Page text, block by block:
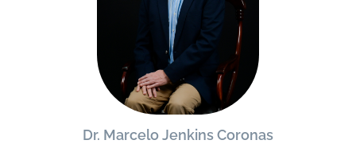
Dr. Marcelo Jenkins Coronas